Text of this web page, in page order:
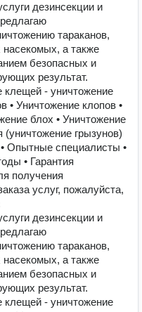
дезинсекции и
тараканов,
насекомых, а также
безопасных и
результат.
клещей - уничтожение
•⁠ ⁠Уничтожение клопов •⁠
блох •⁠ ⁠Уничтожение
(уничтожение грызунов)
⁠Опытные специалисты •⁠
•⁠ ⁠Гарантия
получения
услуг, пожалуйста,
дезинсекции и
тараканов,
насекомых, а также
безопасных и
результат.
клещей - уничтожение